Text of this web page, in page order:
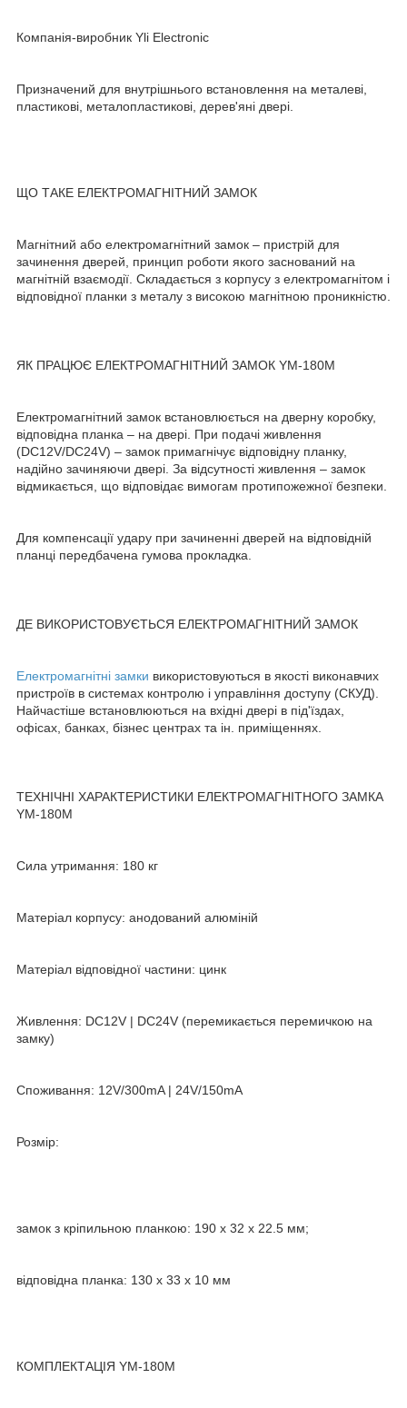
Компанія-виробник Yli Electronic
Призначений для внутрішнього встановлення на металеві,
пластикові, металопластикові, дерев'яні двері.
ЩО ТАКЕ ЕЛЕКТРОМАГНІТНИЙ ЗАМОК
Магнітний або електромагнітний замок – пристрій для
зачинення дверей, принцип роботи якого заснований на
магнітній взаємодії. Складається з корпусу з електромагнітом і
відповідної планки з металу з високою магнітною проникністю.
ЯК ПРАЦЮЄ ЕЛЕКТРОМАГНІТНИЙ ЗАМОК YM-180M
Електромагнітний замок встановлюється на дверну коробку,
відповідна планка – на двері. При подачі живлення
(DC12V/DC24V) – замок примагнічує відповідну планку,
надійно зачиняючи двері. За відсутності живлення – замок
відмикається, що відповідає вимогам протипожежної безпеки.
Для компенсації удару при зачиненні дверей на відповідній
планці передбачена гумова прокладка.
ДЕ ВИКОРИСТОВУЄТЬСЯ ЕЛЕКТРОМАГНІТНИЙ ЗАМОК
Електромагнітні замки використовуються в якості виконавчих
пристроїв в системах контролю і управління доступу (СКУД).
Найчастіше встановлюються на вхідні двері в під'їздах,
офісах, банках, бізнес центрах та ін. приміщеннях.
ТЕХНІЧНІ ХАРАКТЕРИСТИКИ ЕЛЕКТРОМАГНІТНОГО ЗАМКА
YM-180M
Сила утримання: 180 кг
Матеріал корпусу: анодований алюміній
Матеріал відповідної частини: цинк
Живлення: DC12V | DC24V (перемикається перемичкою на
замку)
Споживання: 12V/300mA | 24V/150mA
Розмір:
замок з кріпильною планкою: 190 х 32 х 22.5 мм;
відповідна планка: 130 х 33 х 10 мм
КОМПЛЕКТАЦІЯ YM-180M